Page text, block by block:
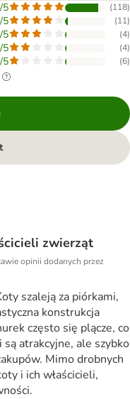
5 (118)
5 (11)
5 (4)
5 (4)
5 (6)
zwierząt
opinii dodanych przez
szaleją za piórkami,
konstrukcja
często się plącze, co
atrakcyjne, ale szybko
Mimo drobnych
i ich właścicieli,